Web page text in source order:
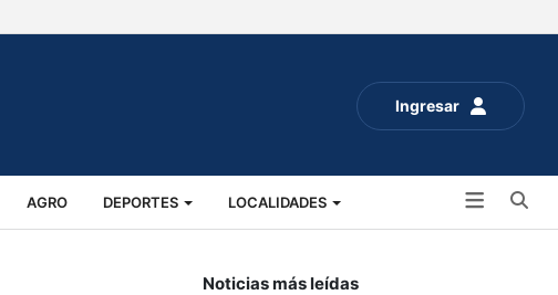
Ingresar
AGRO DEPORTES LOCALIDADES
Noticias más leídas